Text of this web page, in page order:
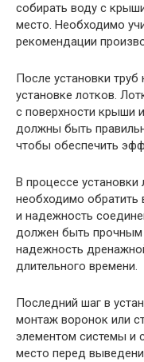
собирать воду с
место. Необходимо
рекомендации
После установки
установке лотков.
с поверхности крыши
должны быть
чтобы обеспечить
В процессе
необходимо обратить
и надежность
должен быть прочным
надежность
длительного времени.
Последний шаг в
монтаж воронок или
элементом системы и
место перед